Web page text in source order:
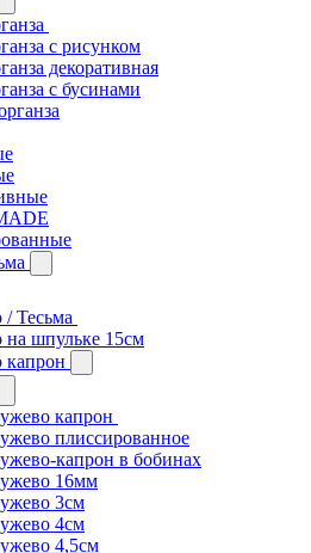
с рисунком
декоративная
с бусинами
Тесьма
шпульке 15см
капрон
капрон
плиссированное
капрон в бобинах
16мм
3см
4см
4,5см